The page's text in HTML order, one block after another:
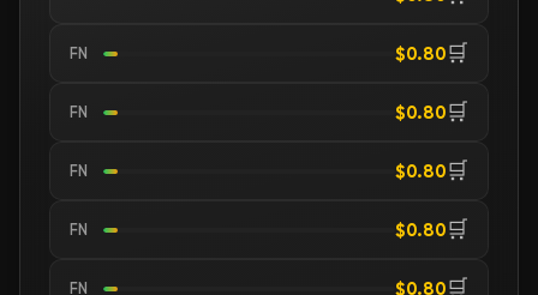
FN $0.80🛒
FN $0.80🛒
FN $0.80🛒
FN $0.80🛒
FN $0.80🛒